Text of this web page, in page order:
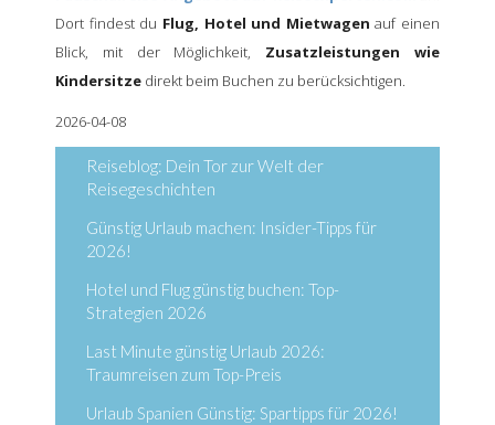
Dort findest du Flug, Hotel und Mietwagen auf einen
Blick, mit der Möglichkeit, Zusatzleistungen wie
Kindersitze direkt beim Buchen zu berücksichtigen.
2026-04-08
Reiseblog: Dein Tor zur Welt der
Reisegeschichten
Günstig Urlaub machen: Insider-Tipps für
2026!
Hotel und Flug günstig buchen: Top-
Strategien 2026
Last Minute günstig Urlaub 2026:
Traumreisen zum Top-Preis
Urlaub Spanien Günstig: Spartipps für 2026!